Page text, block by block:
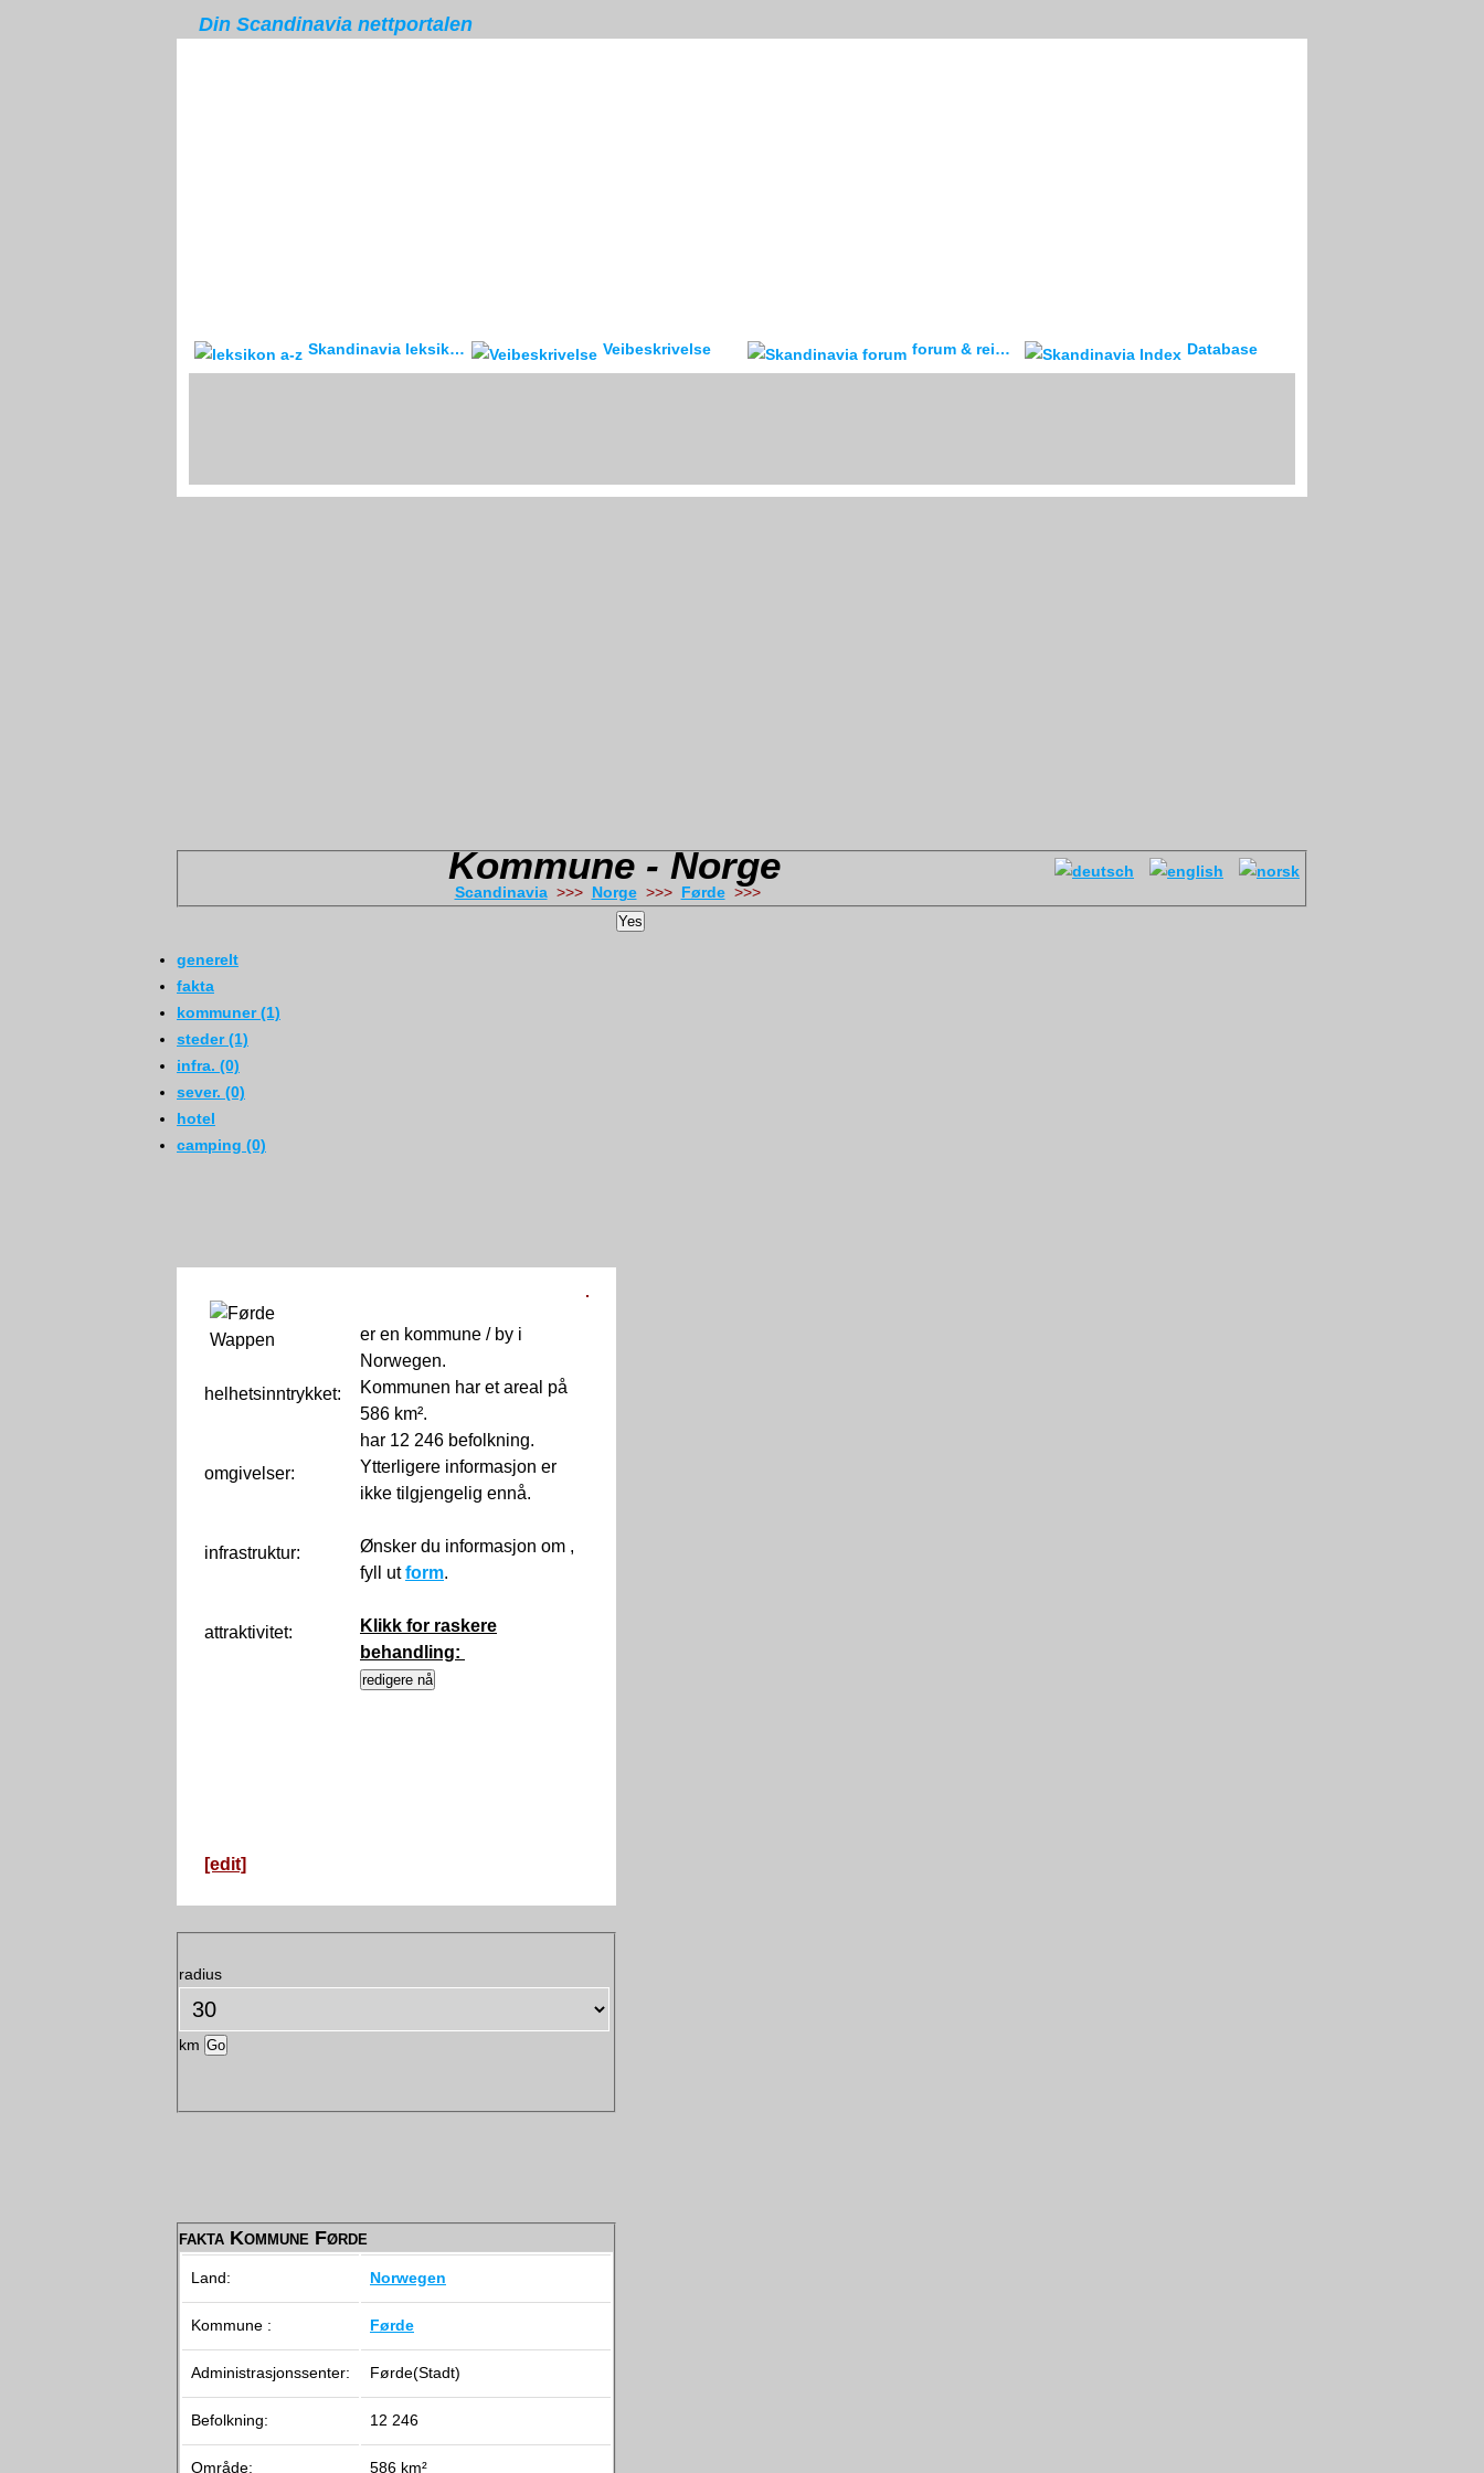
Din Scandinavia nettportalen
Skandinavia leksikon Veibeskrivelse forum & reisebrev Database
Kommune - Norge
Scandinavia>>> Norge>>> Førde
generelt
fakta
kommuner (1)
steder (1)
infra. (0)
sever. (0)
hotel
camping (0)
helhetsinntrykket:
omgivelser:
infrastruktur:
attraktivitet:
er en kommune / by i
Norwegen.
Kommunen har et areal på
586 km².
har 12 246 befolkning.
Ytterligere informasjon er
ikke tilgjengelig ennå.
Ønsker du informasjon om ,
fyll utform.
Klikk for raskere
behandling:
[edit]
km
fakta Kommune Førde
Land: Norwegen
Kommune : Førde
Administrasjonssenter: Førde(Stadt)
Befolkning: 12 246
Område: 586 km²
Yes